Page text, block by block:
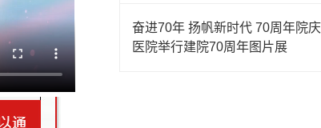
奋进70年 扬帆新时代 70周年院
医院举行建院70周年图片展